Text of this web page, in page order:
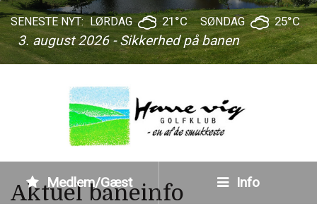
SENESTE NYT:
3. august 2026 - Sikkerhed på banen
LØRDAG 21°C SØNDAG 25°C
Medlem/Gæst Info
Aktuel baneinfo